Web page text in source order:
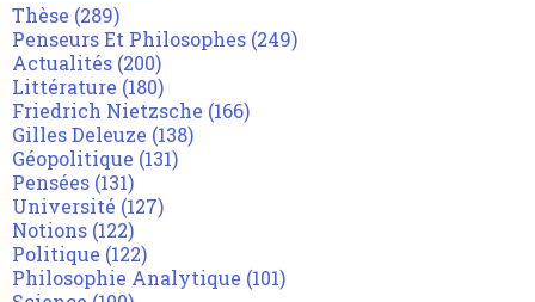
Thèse (289)
Penseurs Et Philosophes (249)
Actualités (200)
Littérature (180)
Friedrich Nietzsche (166)
Gilles Deleuze (138)
Géopolitique (131)
Pensées (131)
Université (127)
Notions (122)
Politique (122)
Philosophie Analytique (101)